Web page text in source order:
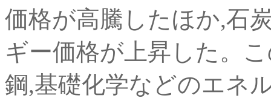
価格が高騰したほか,石
ギー価格が上昇した。
鋼,基礎化学などのエネ